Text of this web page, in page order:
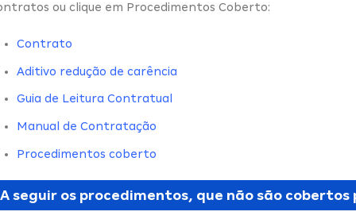
ou clique em Procedimentos Coberto:
Contrato
Aditivo redução de carência
Guia de Leitura Contratual
Manual de Contratação
Procedimentos coberto
A seguir os procedimentos, que não são cobertos